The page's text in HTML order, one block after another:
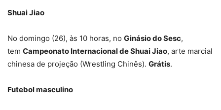
Shuai Jiao
No domingo (26), às 10 horas, no Ginásio do Sesc,
tem Campeonato Internacional de Shuai Jiao, arte marcial
chinesa de projeção (Wrestling Chinês). Grátis.
Futebol masculino